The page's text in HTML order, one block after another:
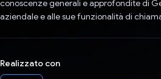
conoscenze generali e approfondite di
aziendale e alle sue funzionalità di
Realizzato con